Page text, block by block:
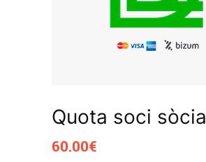
Quota soci sòcia
60.00€